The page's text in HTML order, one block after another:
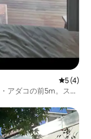
レビュー
5 (4)
アダコの前5m。ステ